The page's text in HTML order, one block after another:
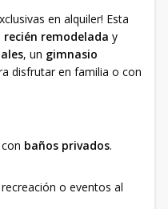
en alquiler! Esta
recién remodelada y
, un gimnasio
disfrutar en familia o con
con baños privados.
o eventos al